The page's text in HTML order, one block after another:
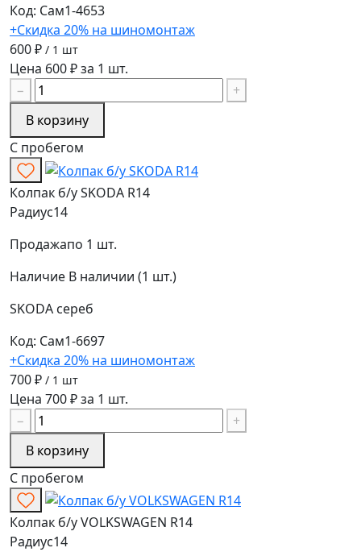
Код: Сам1-4653
+Скидка 20% на шиномонтаж
600 ₽ / 1 шт
Цена 600 ₽ за 1 шт.
−
+
В корзину
С пробегом
Колпак б/у SKODA R14
Радиус14
Продажапо 1 шт.
Наличие В наличии (1 шт.)
SKODA сереб
Код: Сам1-6697
+Скидка 20% на шиномонтаж
700 ₽ / 1 шт
Цена 700 ₽ за 1 шт.
−
+
В корзину
С пробегом
Колпак б/у VOLKSWAGEN R14
Радиус14